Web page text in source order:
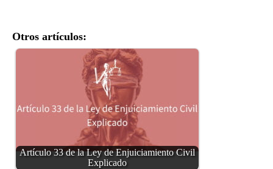
Otros artículos:
Artículo 33 de la Ley de Enjuiciamiento Civil
Explicado